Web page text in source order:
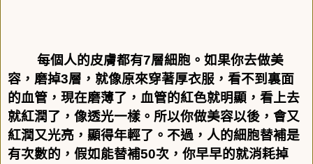
每個人的皮膚都有7層細胞。如果你去做美
容，磨掉3層，就像原來穿著厚衣服，看不到裏面
的血管，現在磨薄了，血管的紅色就明顯，看上去
就紅潤了，像透光一樣。所以你做美容以後，會又
紅潤又光亮，顯得年輕了。不過，人的細胞替補是
有次數的，假如能替補50次，你早早的就消耗掉